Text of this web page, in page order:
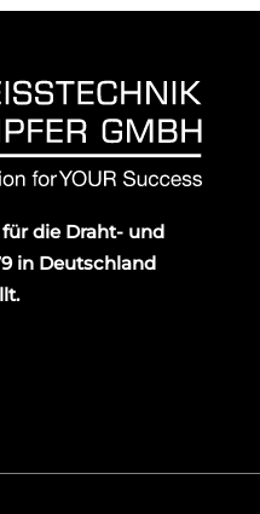
die Draht- und
in Deutschland